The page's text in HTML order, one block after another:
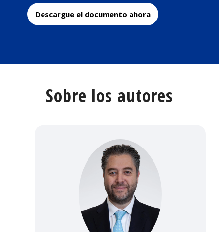
Descargue el documento ahora
Sobre los autores